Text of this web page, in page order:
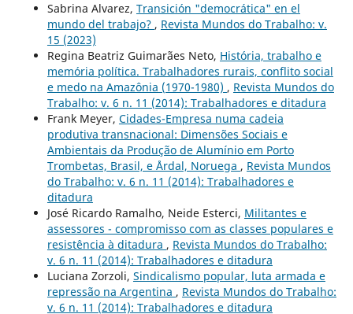
Sabrina Alvarez, Transición "democrática" en el
mundo del trabajo? , Revista Mundos do Trabalho: v.
15 (2023)
Regina Beatriz Guimarães Neto, História, trabalho e
memória política. Trabalhadores rurais, conflito social
e medo na Amazônia (1970-1980) , Revista Mundos do
Trabalho: v. 6 n. 11 (2014): Trabalhadores e ditadura
Frank Meyer, Cidades-Empresa numa cadeia
produtiva transnacional: Dimensões Sociais e
Ambientais da Produção de Alumínio em Porto
Trombetas, Brasil, e Årdal, Noruega , Revista Mundos
do Trabalho: v. 6 n. 11 (2014): Trabalhadores e
ditadura
José Ricardo Ramalho, Neide Esterci, Militantes e
assessores - compromisso com as classes populares e
resistência à ditadura , Revista Mundos do Trabalho:
v. 6 n. 11 (2014): Trabalhadores e ditadura
Luciana Zorzoli, Sindicalismo popular, luta armada e
repressão na Argentina , Revista Mundos do Trabalho:
v. 6 n. 11 (2014): Trabalhadores e ditadura